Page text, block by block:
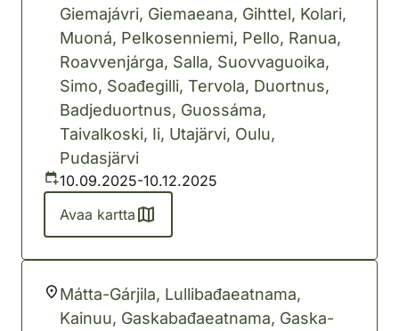
Giemajávri, Giemaeana, Gihttel, Kolari,
Muoná, Pelkosenniemi, Pello, Ranua,
Roavvenjárga, Salla, Suovvaguoika,
Simo, Soađegilli, Tervola, Duortnus,
Badjeduortnus, Guossáma,
Taivalkoski, Ii, Utajärvi, Oulu,
Pudasjärvi
10.09.2025-10.12.2025
Avaa kartta
Mátta-Gárjila, Lullibađaeatnama,
Kainuu, Gaskabađaeatnama, Gaska-